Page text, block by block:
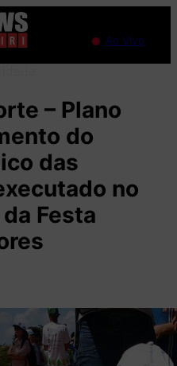
Ao Vivo
– Plano
do
das
no
Festa